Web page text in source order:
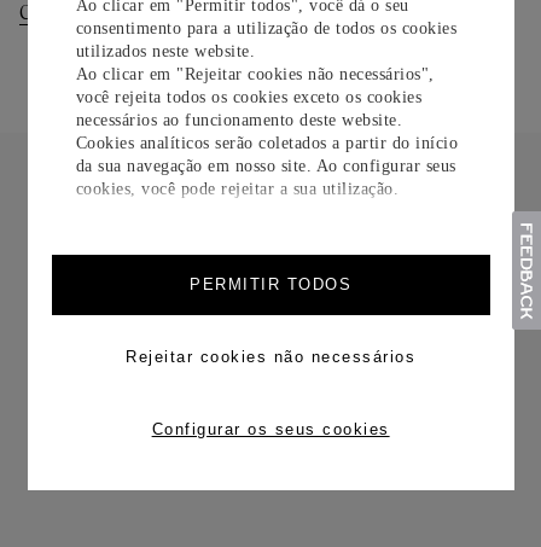
Ao clicar em "Permitir todos", você dá o seu
consentimento para a utilização de todos os cookies
utilizados neste website.
Ao clicar em "Rejeitar cookies não necessários",
você rejeita todos os cookies exceto os cookies
necessários ao funcionamento deste website.
Cookies analíticos serão coletados a partir do início
da sua navegação em nosso site. Ao configurar seus
cookies, você pode rejeitar a sua utilização.
PERMITIR TODOS
Rejeitar cookies não necessários
Configurar os seus cookies
Consultar Entregas Consultar Devoluções
FRETE CORTESIA